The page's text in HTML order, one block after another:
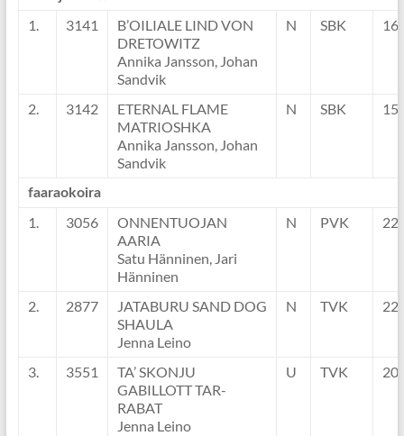
1. 3141
B’OILIALE LIND VON
DRETOWITZ
Annika Jansson, Johan
Sandvik
N SBK
2. 3142
ETERNAL FLAME
MATRIOSHKA
Annika Jansson, Johan
Sandvik
N SBK
faaraokoira
1. 3056
ONNENTUOJAN
AARIA
Satu Hänninen, Jari
Hänninen
N PVK
2. 2877
JATABURU SAND DOG
SHAULA
Jenna Leino
N TVK
3. 3551
TA’ SKONJU
GABILLOTT TAR-
RABAT
Jenna Leino
U TVK